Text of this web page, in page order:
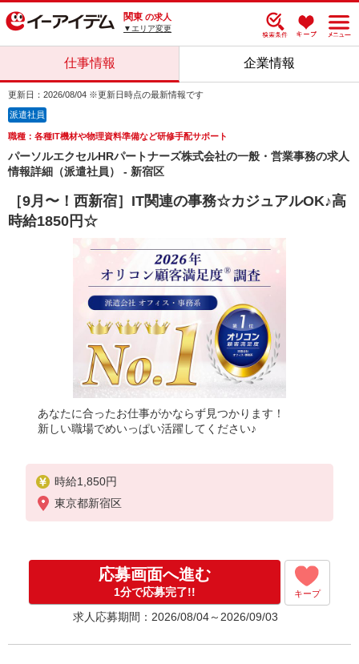
関東 の求人
▼エリア変更
仕事情報 企業情報
更新日：2026/08/04 ※更新日時点の最新情報です
派遣社員
職種：各種IT機材や物理資料準備など研修手配サポート
パーソルエクセルHRパートナーズ株式会社の一般・営業事務の求人
情報詳細（派遣社員） - 新宿区
［9月〜！西新宿］IT関連の事務☆カジュアルOK♪高
時給1850円☆
あなたに合ったお仕事がかならず見つかります！
新しい職場でめいっぱい活躍してください♪
時給1,850円
東京都新宿区
応募画面へ進む
1分で応募完了!! キープ
求人応募期間：2026/08/04～2026/09/03